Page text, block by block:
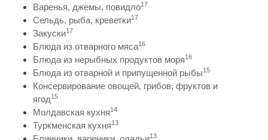
Варенья, джемы, повидло17
Сельдь, рыба, креветки17
Закуски17
Блюда из отварного мяса16
Блюда из нерыбных продуктов моря16
Блюда из отварной и припущенной рыбы15
Консервирование овощей, грибов, фруктов и
ягод15
Молдавская кухня14
Туркменская кухня13
13